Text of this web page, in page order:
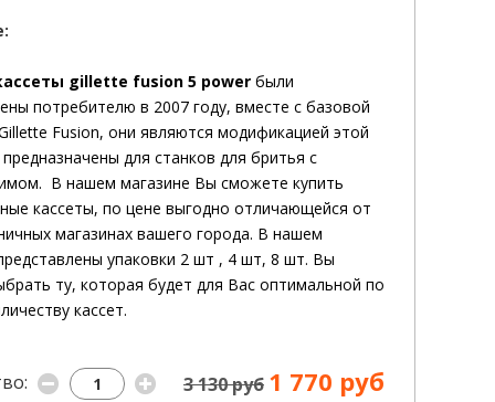
gillette fusion 5 powerбыли
потребителю в 2007 году, вместе с базовой
Fusion, они являются модификацией этой
для станков для бритья с
В нашем магазине Вы сможете купить
кассеты, по цене выгодно отличающейся от
магазинах вашего города. В нашем
упаковки 2 шт , 4 шт, 8 шт. Вы
ту, которая будет для Вас оптимальной по
кассет.
3 130 руб 1 770 руб